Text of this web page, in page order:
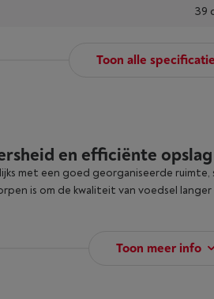
39
Toon alle
en efficiënte opslag
met een goed georganiseerde
is om de kwaliteit van voedsel
Toon meer info